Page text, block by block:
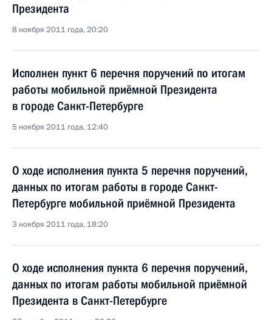
Президента
8 ноября 2011 года, 20:20
Исполнен пункт 6 перечня поручений по итогам
работы мобильной приёмной Президента
в городе Санкт-Петербурге
5 ноября 2011 года, 12:40
О ходе исполнения пункта 5 перечня поручений,
данных по итогам работы в городе Санкт-
Петербурге мобильной приёмной Президента
3 ноября 2011 года, 18:20
О ходе исполнения пункта 6 перечня поручений,
данных по итогам работы мобильной приёмной
Президента в Санкт-Петербурге